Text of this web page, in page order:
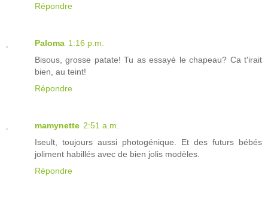
Répondre
Paloma 1:16 p.m.
Bisous, grosse patate! Tu as essayé le chapeau? Ca t'irait
bien, au teint!
Répondre
mamynette 2:51 a.m.
Iseult, toujours aussi photogénique. Et des futurs bébés
joliment habillés avec de bien jolis modèles.
Répondre